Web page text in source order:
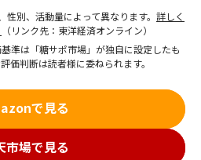
別、活動量によって異なります。 詳しく
（リンク先：東洋経済オンライン）
準は「糖サポ市場」が独自に設定したも
価判断は読者様に委ねられます。
で見る
市場で見る